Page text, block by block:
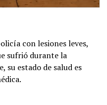
con lesiones leves,
sufrió durante la
su estado de salud es